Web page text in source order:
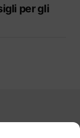
per gli